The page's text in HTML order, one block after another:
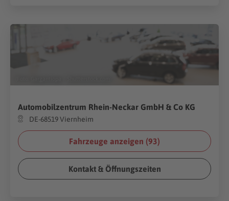
Automobilzentrum Rhein-Neckar GmbH & Co KG
DE-68519 Viernheim
Fahrzeuge anzeigen (93)
Kontakt & Öffnungszeiten